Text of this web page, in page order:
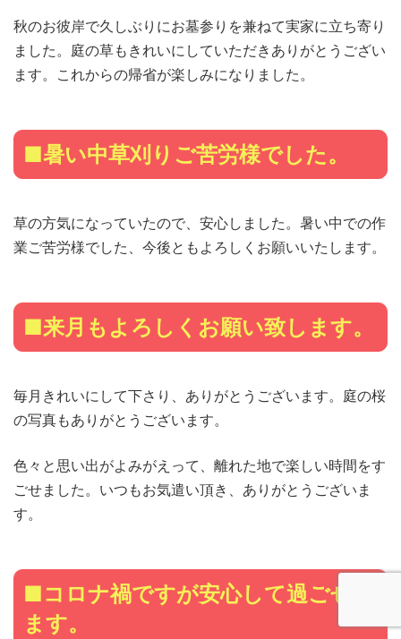
秋のお彼岸で久しぶりにお墓参りを兼ねて実家に立ち寄り
ました。庭の草もきれいにしていただきありがとうござい
ます。これからの帰省が楽しみになりました。
■暑い中草刈りご苦労様でした。
草の方気になっていたので、安心しました。暑い中での作
業ご苦労様でした、今後ともよろしくお願いいたします。
■来月もよろしくお願い致します。
毎月きれいにして下さり、ありがとうございます。庭の桜
の写真もありがとうございます。
色々と思い出がよみがえって、離れた地で楽しい時間をす
ごせました。いつもお気遣い頂き、ありがとうございま
す。
■コロナ禍ですが安心して過ごせて
ます。